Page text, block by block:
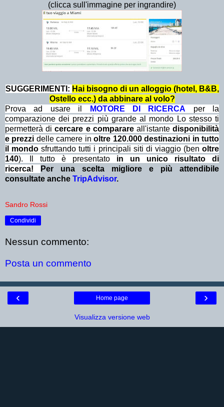
(clicca sull'immagine per ingrandire)
SUGGERIMENTI: Hai bisogno di un alloggio (hotel, B&B,
Ostello ecc.) da abbinare al volo?
Prova ad usare il
MOTORE DI RICERCA
per la
comparazione dei prezzi più grande al mondo Lo stesso ti
permetterà dicercare e comparare all'istantedisponibilità
e prezzi delle camere inoltre 120.000 destinazioni in tutto
il mondo sfruttando tutti i principali siti di viaggio (benoltre
140). Il tutto è presentato in un unico risultato di
ricerca!
Per una scelta migliore e più attendibile
consultate anche TripAdvisor.
Sandro Rossi
Condividi
Nessun commento:
Posta un commento
‹ ›
Home page
Visualizza versione web